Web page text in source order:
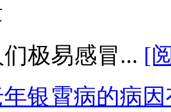
极易感冒... [
银霄病的病